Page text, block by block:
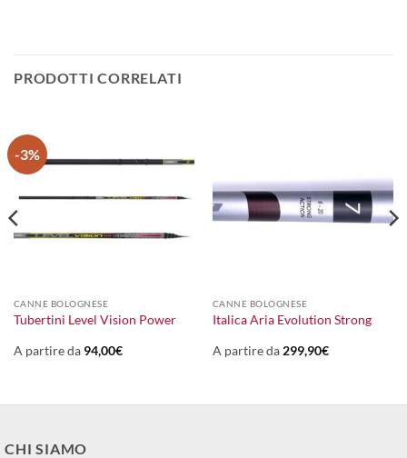
PRODOTTI CORRELATI
-3%
CANNE BOLOGNESE
Tubertini Level Vision Power
A partire da 94,00€
CANNE BOLOGNESE
Italica Aria Evolution Strong
A partire da299,90€
CHI SIAMO